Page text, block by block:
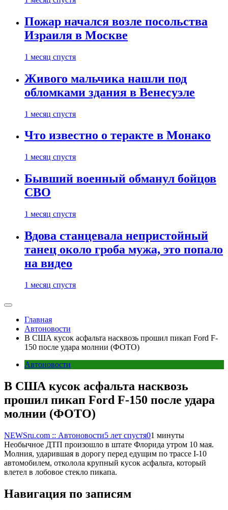
Пожар начался возле посольства
Израиля в Москве
1 месяц спустя
Живого мальчика нашли под
обломками здания в Венесуэле
1 месяц спустя
Что известно о теракте в Монако
1 месяц спустя
Бывший военный обманул бойцов
СВО
1 месяц спустя
Вдова станцевала непристойный
танец около гроба мужа, это попало
на видео
1 месяц спустя
Главная
Автоновости
В США кусок асфальта насквозь прошил пикап Ford F-
150 после удара молнии (ФОТО)
Автоновости
В США кусок асфальта насквозь
прошил пикап Ford F-150 после удара
молнии (ФОТО)
NEWSru.com :: Автоновости5 лет спустя01 минуты
Необычное ДТП произошло в штате Флорида утром 10 мая.
Молния, ударившая в дорогу перед едущим по трассе I-10
автомобилем, отколола крупный кусок асфальта, который
влетел в лобовое стекло пикапа.
Навигация по записям